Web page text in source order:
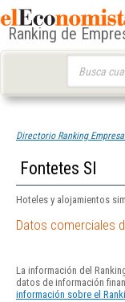
Ranking de
Directorio Ranking
Fontetes Sl
Hoteles y alojamientos
Datos comerciales
La información del
datos de información
información sobre el